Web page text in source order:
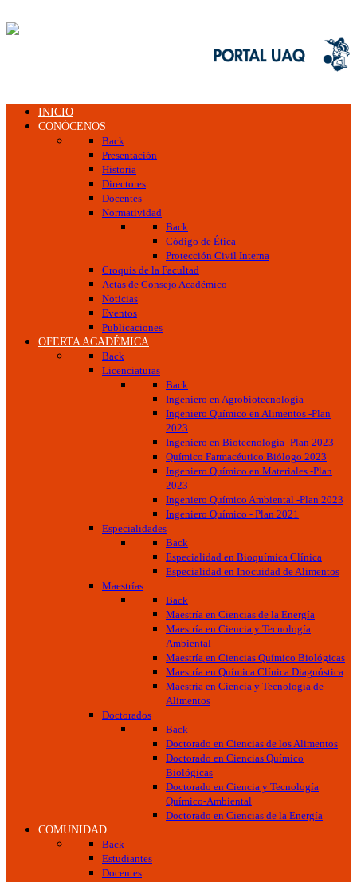
INICIO
CONÓCENOS
Back
Presentación
Historia
Directores
Docentes
Normatividad
Back
Código de Ética
Protección Civil Interna
Croquis de la Facultad
Actas de Consejo Académico
Noticias
Eventos
Publicaciones
OFERTA ACADÉMICA
Back
Licenciaturas
Back
Ingeniero en Agrobiotecnología
Ingeniero Químico en Alimentos -Plan
2023
Ingeniero en Biotecnología -Plan 2023
Químico Farmacéutico Biólogo 2023
Ingeniero Químico en Materiales -Plan
2023
Ingeniero Químico Ambiental -Plan 2023
Ingeniero Químico - Plan 2021
Especialidades
Back
Especialidad en Bioquímica Clínica
Especialidad en Inocuidad de Alimentos
Maestrías
Back
Maestría en Ciencias de la Energía
Maestría en Ciencia y Tecnología
Ambiental
Maestría en Ciencias Químico Biológicas
Maestría en Química Clínica Diagnóstica
Maestría en Ciencia y Tecnología de
Alimentos
Doctorados
Back
Doctorado en Ciencias de los Alimentos
Doctorado en Ciencias Químico
Biológicas
Doctorado en Ciencia y Tecnología
Químico-Ambiental
Doctorado en Ciencias de la Energía
COMUNIDAD
Back
Estudiantes
Docentes